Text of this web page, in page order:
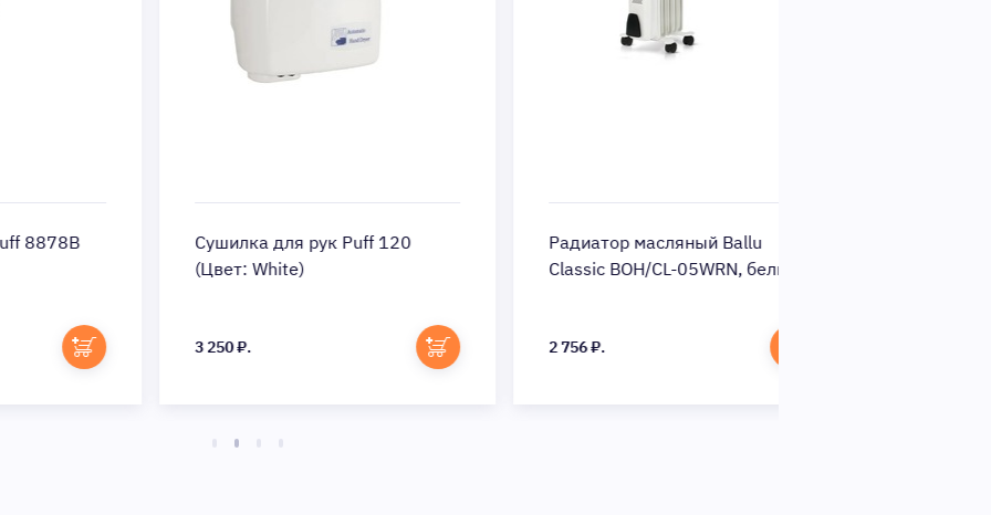
Сушилка для рук Puff 120
(Цвет: White)
Радиатор масляный Ballu
Classic BOH/CL-05WRN, белый